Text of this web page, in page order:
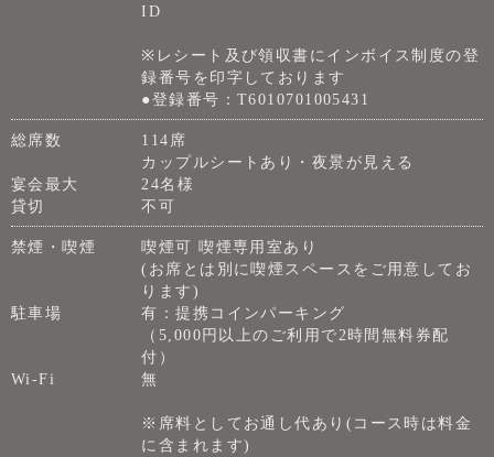
ID
※レシート及び領収書にインボイス制度の登
録番号を印字しております
●登録番号：T6010701005431
総席数
114席
カップルシートあり・夜景が見える
宴会最大
24名様
貸切
不可
禁煙・喫煙
喫煙可 喫煙専用室あり
(お席とは別に喫煙スペースをご用意してお
ります)
駐車場
有：提携コインパーキング
（5,000円以上のご利用で2時間無料券配
付）
Wi-Fi
無
※席料としてお通し代あり(コース時は料金
に含まれます)